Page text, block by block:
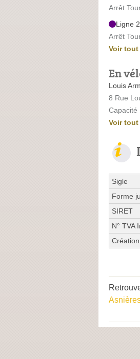
Arrêt
Ligne
Arrêt
Voir tout
En
Louis
8 Rue
Capacité
Voir tout
Sigle
Forme
SIRET
N° TVA
Création